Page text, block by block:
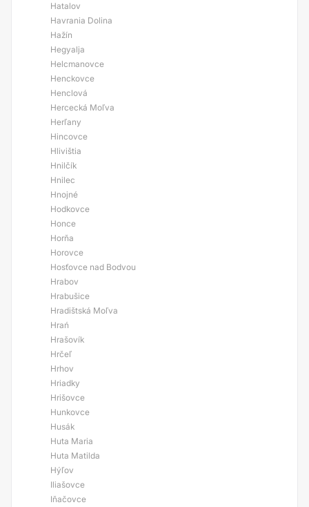
Hatalov
Havrania Dolina
Hažín
Hegyalja
Helcmanovce
Henckovce
Henclová
Hercecká Moľva
Herľany
Hincovce
Hlivištia
Hnilčík
Hnilec
Hnojné
Hodkovce
Honce
Horňa
Horovce
Hosťovce nad Bodvou
Hrabov
Hrabušice
Hradištská Moľva
Hrań
Hrašovík
Hrčeľ
Hrhov
Hriadky
Hrišovce
Hunkovce
Husák
Huta Maria
Huta Matilda
Hýľov
Iliašovce
Iňačovce